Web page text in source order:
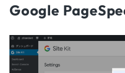
Google